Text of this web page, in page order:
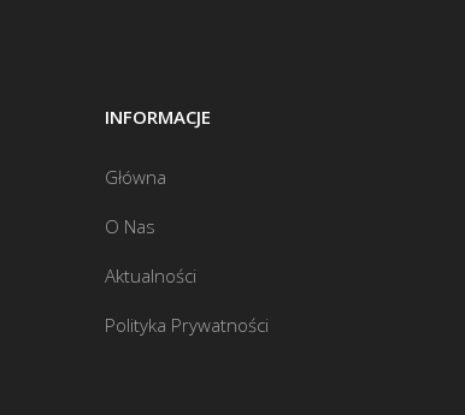
INFORMACJE
Główna
O Nas
Aktualności
Polityka Prywatności